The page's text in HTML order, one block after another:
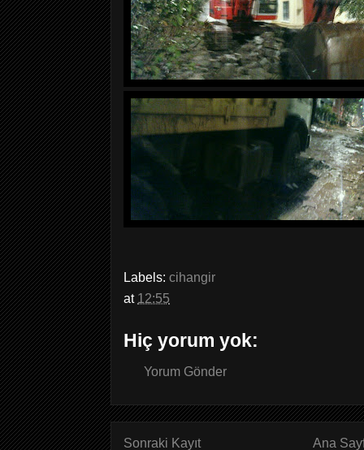
Labels: cihangir
at 12:55
Hiç yorum yok:
Yorum Gönder
Sonraki Kayıt Ana